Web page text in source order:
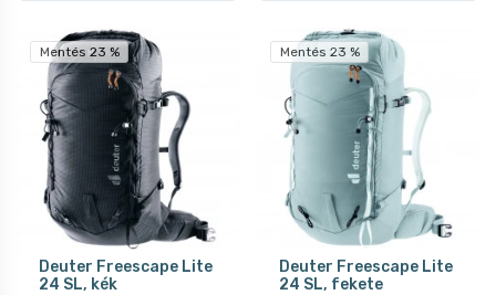
Mentés 23 %
Deuter Freescape Lite
24 SL, kék
Mentés 23 %
Deuter Freescape Lite
24 SL, fekete